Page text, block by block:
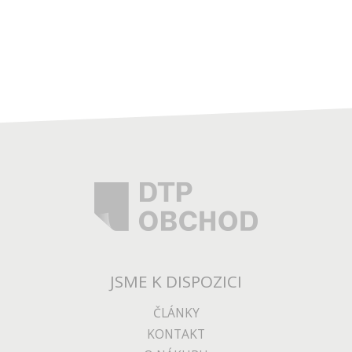
JSME K DISPOZICI
ČLÁNKY
KONTAKT